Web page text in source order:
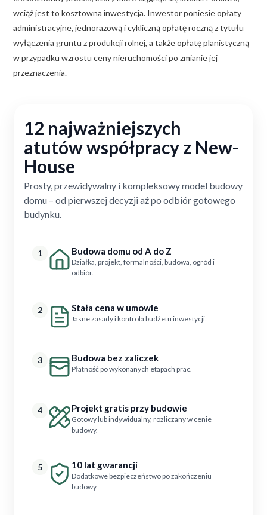
wciąż jest to kosztowna inwestycja. Inwestor poniesie opłaty
administracyjne, jednorazową i cykliczną opłatę roczną z tytułu
wyłączenia gruntu z produkcji rolnej, a także opłatę planistyczną
w przypadku wzrostu ceny nieruchomości po zmianie jej
przeznaczenia.
12 najważniejszych
atutów współpracy z New-
House
Prosty, przewidywalny i kompleksowy model budowy
domu – od pierwszej decyzji aż po odbiór gotowego
budynku.
1 Budowa domu od A do Z
Działka, projekt, formalności, budowa, ogród i
odbiór.
2 Stała cena w umowie
Jasne zasady i kontrola budżetu inwestycji.
3 Budowa bez zaliczek
Płatność po wykonanych etapach prac.
4 Projekt gratis przy budowie
Gotowy lub indywidualny, rozliczany w cenie
budowy.
5 10 lat gwarancji
Dodatkowe bezpieczeństwo po zakończeniu
budowy.